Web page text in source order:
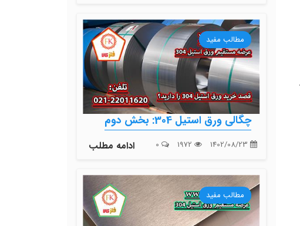
مطالب مفید
چگالی ورق استیل 304: بخش دوم
ادامه مطلب
مطالب مفید